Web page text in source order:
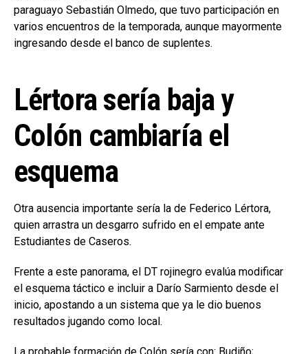
paraguayo Sebastián Olmedo, que tuvo participación en
varios encuentros de la temporada, aunque mayormente
ingresando desde el banco de suplentes.
Lértora sería baja y
Colón cambiaría el
esquema
Otra ausencia importante sería la de Federico Lértora,
quien arrastra un desgarro sufrido en el empate ante
Estudiantes de Caseros.
Frente a este panorama, el DT rojinegro evalúa modificar
el esquema táctico e incluir a Darío Sarmiento desde el
inicio, apostando a un sistema que ya le dio buenos
resultados jugando como local.
La probable formación de Colón sería con: Budiño;